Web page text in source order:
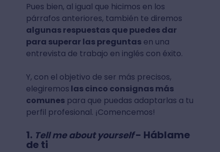
Pues bien, al igual que hicimos en los
párrafos anteriores, también te diremos
algunas respuestas que puedes dar
para superar las preguntasen una
entrevista de trabajo en inglés con éxito.
Y, con el objetivo de ser más precisos,
elegiremos las cinco consignas más
comunespara que puedas adaptarlas a tu
perfil profesional. ¡Comencemos!
1. Tell me about yourself- Háblame
de ti